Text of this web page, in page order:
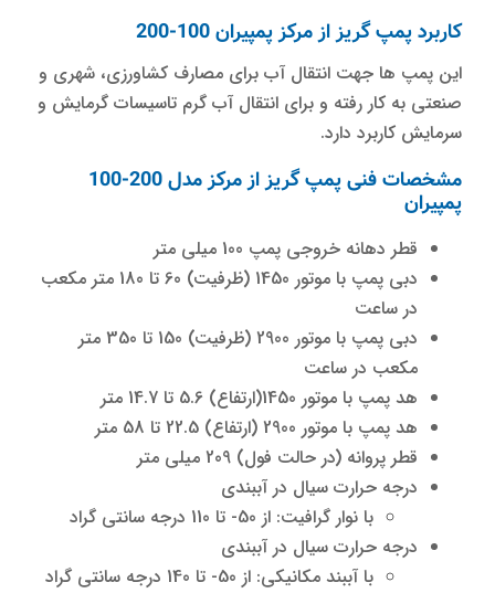
کاربرد پمپ گریز از مرکز پمپیران 100-200
این پمپ ها جهت انتقال آب برای مصارف کشاورزی، شهری و
صنعتی به کار رفته و برای انتقال آب گرم تاسیسات گرمایش و
سرمایش کاربرد دارد.
مشخصات فنی پمپ گریز از مرکز مدل 200-100
پمپیران
قطر دهانه خروجی پمپ 100 میلی متر
دبی پمپ با موتور 1450 (ظرفیت) 60 تا 180 متر مکعب
در ساعت
دبی پمپ با موتور 2900 (ظرفیت) 150 تا 350 متر
مکعب در ساعت
هد پمپ با موتور 1450(ارتفاع) 5.6 تا 14.7 متر
هد پمپ با موتور 2900 (ارتفاع) 22.5 تا 58 متر
قطر پروانه (در حالت فول) 209 میلی متر
درجه حرارت سیال در آببندی
با نوار گرافیت: از 50- تا 110 درجه سانتی گراد
درجه حرارت سیال در آببندی
با آببند مکانیکی: از 50- تا 140 درجه سانتی گراد